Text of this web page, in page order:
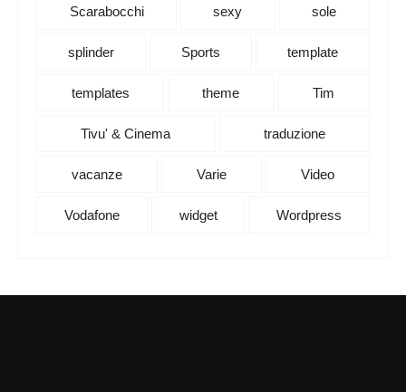
Scarabocchi sexy sole
splinder Sports template
templates theme Tim
Tivu' & Cinema traduzione
vacanze Varie Video
Vodafone widget Wordpress